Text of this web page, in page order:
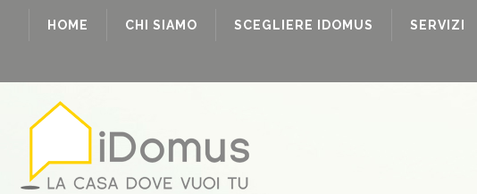
HOME CHI SIAMO SCEGLIERE IDOMUS SERVIZI